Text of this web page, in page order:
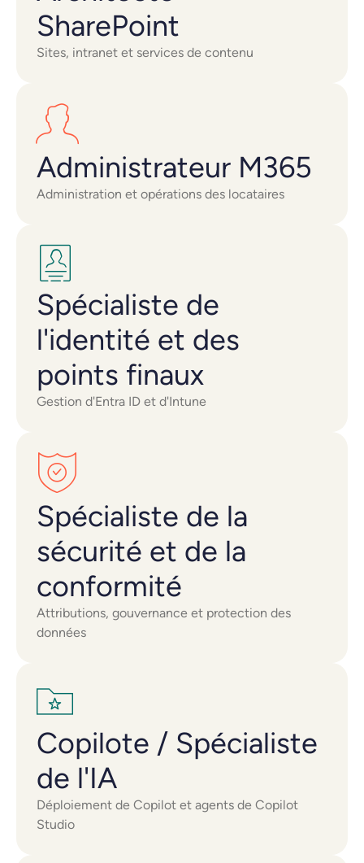
SharePoint
Sites, intranet et services de contenu
Administrateur M365
Administration et opérations des locataires
Spécialiste de
l'identité et des
points finaux
Gestion d'Entra ID et d'Intune
Spécialiste de la
sécurité et de la
conformité
Attributions, gouvernance et protection des
données
Copilote / Spécialiste
de l'IA
Déploiement de Copilot et agents de Copilot
Studio